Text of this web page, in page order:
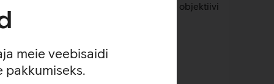
meie veebisaidi
pakkumiseks.
parendamiseks stabiliseerib OIS objektiivi
nutikat fookustamist.